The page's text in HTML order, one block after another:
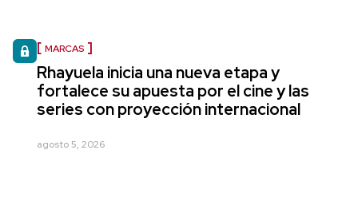
MARCAS
Rhayuela inicia una nueva etapa y
fortalece su apuesta por el cine y las
series con proyección internacional
agosto 5, 2026